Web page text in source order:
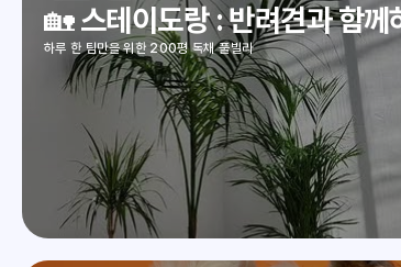
🏡 스테이도랑 : 반려견과 함께
하루 한 팀만을 위한 200평 독채 풀빌라